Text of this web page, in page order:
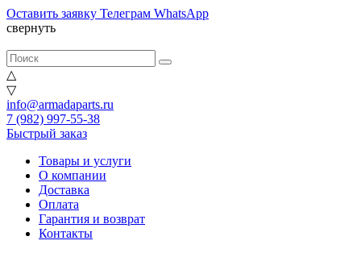
Оставить заявку Телеграм WhatsApp
свернуть
△
▽
info@armadaparts.ru
7 (982) 997-55-38
Быстрый заказ
Товары и услуги
О компании
Доставка
Оплата
Гарантия и возврат
Контакты